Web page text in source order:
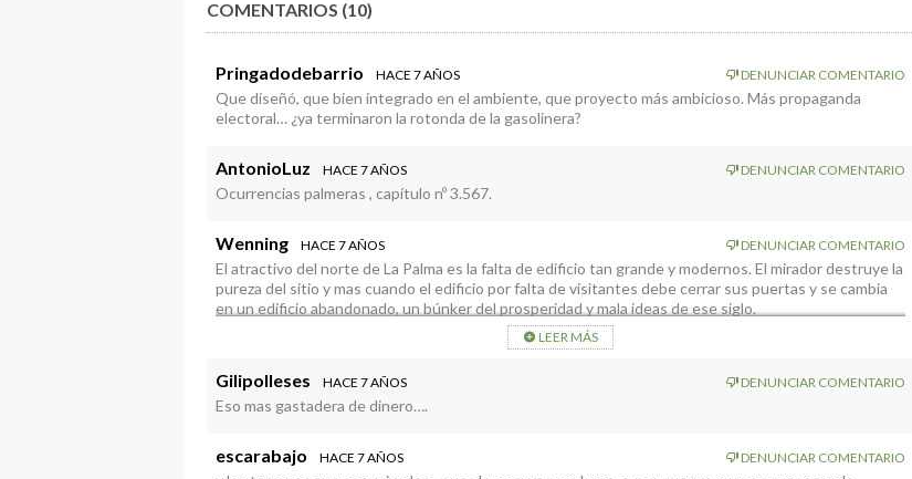
COMENTARIOS (10)
Pringadodebarrio HACE 7 AÑOS DENUNCIAR COMENTARIO
Que diseñó, que bien integrado en el ambiente, que proyecto más ambicioso. Más propaganda
electoral… ¿ya terminaron la rotonda de la gasolinera?
AntonioLuz HACE 7 AÑOS DENUNCIAR COMENTARIO
Ocurrencias palmeras , capítulo nº 3.567.
Wenning HACE 7 AÑOS DENUNCIAR COMENTARIO
El atractivo del norte de La Palma es la falta de edificio tan grande y modernos. El mirador destruye la
pureza del sitio y mas cuando el edificio por falta de visitantes debe cerrar sus puertas y se cambia
en un edificio abandonado, un búnker del prosperidad y mala ideas de ese siglo.
LEER MÁS
Gilipolleses HACE 7 AÑOS DENUNCIAR COMENTARIO
Eso mas gastadera de dinero….
escarabajo HACE 7 AÑOS DENUNCIAR COMENTARIO